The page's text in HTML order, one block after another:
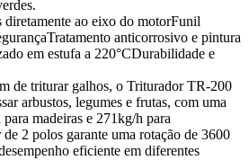
diretamente ao eixo do motorFunil
anticorrosivo e pintura
em estufa a 220°CDurabilidade e
de triturar galhos, o Triturador TR-200
arbustos, legumes e frutas, com uma
madeiras e 271kg/h para
2 polos garante uma rotação de 3600
eficiente em diferentes